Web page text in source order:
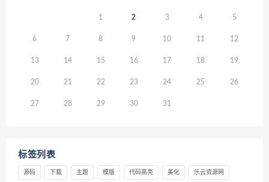
1 2 3 4 5
6 7 8 9 10 11 12
13 14 15 16 17 18 19
20 21 22 23 24 25 26
27 28 29 30 31
标签列表
源码 下载 主题 模版 代码高亮 美化 乐云资源网